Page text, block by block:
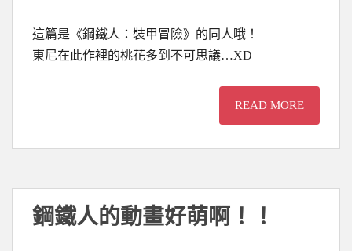
這篇是《鋼鐵人：裝甲冒險》的同人哦！
東尼在此作裡的桃花多到不可思議…XD
READ MORE
鋼鐵人的動畫好萌啊！！